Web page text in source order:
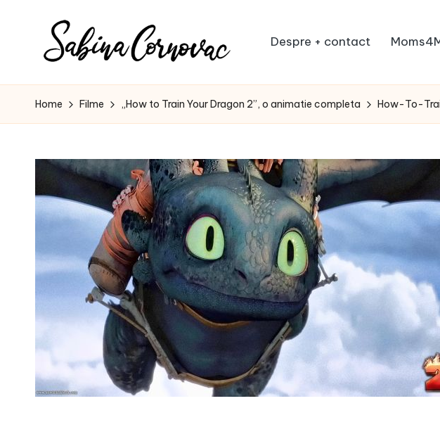
S
a
i
n
C
o
r
n
o
creator
de
de
ani
Despre + contact
Home Filme „How to Train Your Dragon 2”, o animatie completa How-To-